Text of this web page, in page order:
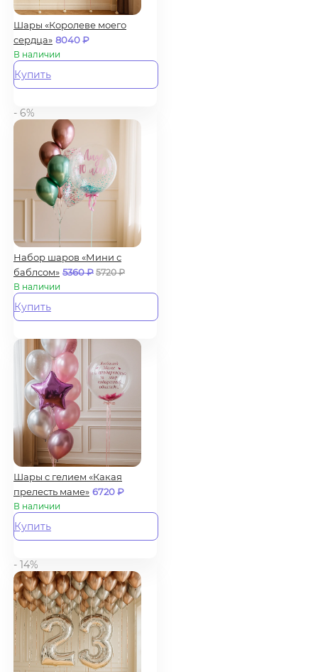
Шары «Королеве моего
сердца» 8040₽
В наличии
Купить
- 6%
Набор шаров «Мини с
баблсом» 5360₽ 5720₽
В наличии
Купить
Шары с гелием «Какая
прелесть маме» 6720₽
В наличии
Купить
- 14%